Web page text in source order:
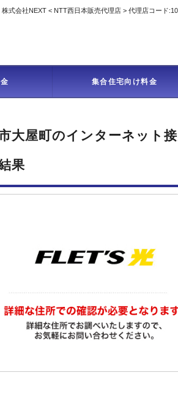
株式会社NEXT < NTT西日本販売代理店 > 代理店コード
イ
集合住宅向け料金
大屋町のインターネット
果